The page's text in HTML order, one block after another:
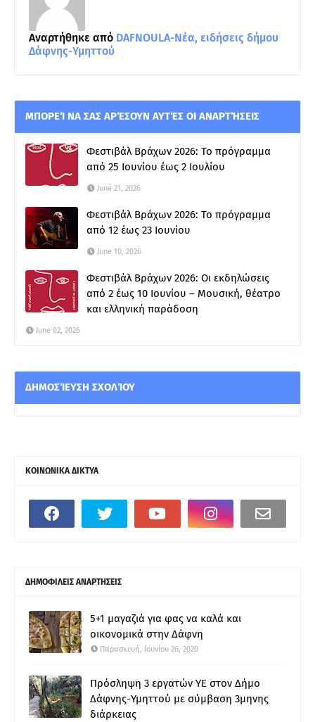
Αναρτήθηκε από DAFNOULA-Νέα, ειδήσεις δήμου
Δάφνης-Υμηττού
ΜΠΟΡΕΊ ΝΑ ΣΑΣ ΑΡΈΣΟΥΝ ΑΥΤΈΣ ΟΙ ΑΝΑΡΤΉΣΕΙΣ
Φεστιβάλ Βράχων 2026: Το πρόγραμμα
από 25 Ιουνίου έως 2 Ιουλίου
June 21, 2026
Φεστιβάλ Βράχων 2026: Το πρόγραμμα
από 12 έως 23 Ιουνίου
June 10, 2026
Φεστιβάλ Βράχων 2026: Οι εκδηλώσεις
από 2 έως 10 Ιουνίου – Μουσική, θέατρο
και ελληνική παράδοση
June 02, 2026
ΔΗΜΟΣΊΕΥΣΗ ΣΧΟΛΊΟΥ
ΚΟΙΝΩΝΙΚΑ ΔΙΚΤΥΑ
ΔΗΜΟΦΙΛΕΙΣ ΑΝΑΡΤΗΣΕΙΣ
5+1 μαγαζιά για φας να καλά και
οικονομικά στην Δάφνη
Παρασκευή, Ιουνίου 26, 2020
Πρόσληψη 3 εργατών ΥΕ στον Δήμο
Δάφνης-Υμηττού με σύμβαση 3μηνης
διάρκειας